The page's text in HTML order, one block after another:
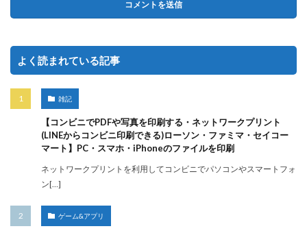
よく読まれている記事
雑記
【コンビニでPDFや写真を印刷する・ネットワークプリント
(LINEからコンビニ印刷できる)ローソン・ファミマ・セイコー
マート】PC・スマホ・iPhoneのファイルを印刷
ネットワークプリントを利用してコンビニでパソコンやスマートフォ
ン[…]
ゲーム&アプリ